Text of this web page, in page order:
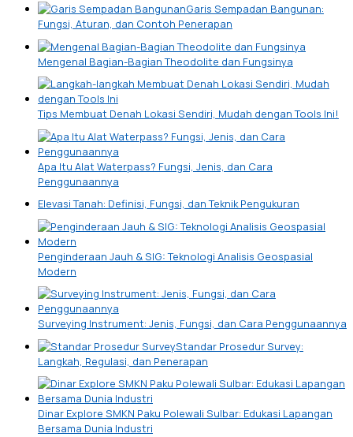
Garis Sempadan Bangunan:
Fungsi, Aturan, dan Contoh Penerapan
Mengenal Bagian-Bagian Theodolite dan Fungsinya
Tips Membuat Denah Lokasi Sendiri, Mudah dengan Tools Ini!
Apa Itu Alat Waterpass? Fungsi, Jenis, dan Cara
Penggunaannya
Elevasi Tanah: Definisi, Fungsi, dan Teknik Pengukuran
Penginderaan Jauh & SIG: Teknologi Analisis Geospasial
Modern
Surveying Instrument: Jenis, Fungsi, dan Cara Penggunaannya
Standar Prosedur Survey:
Langkah, Regulasi, dan Penerapan
Dinar Explore SMKN Paku Polewali Sulbar: Edukasi Lapangan
Bersama Dunia Industri